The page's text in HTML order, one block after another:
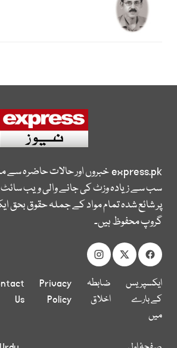
express.pkخبروں اور حالات حاضرہ سے
سب سے زیادہ وزٹ کی جانے والی ویب
پر شائع شدہ تمام مواد کے جملہ حقوق بحق
گروپ محفوظ ہیں۔
ایکسپریس
کے بارے
میں
ضابطہ
اخلاق
Privacy
Policy
Us